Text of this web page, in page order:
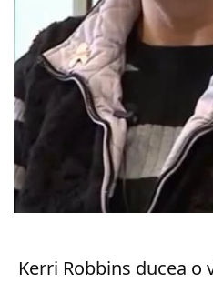
Kerri Robbins ducea o